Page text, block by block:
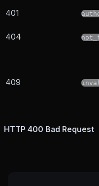
401
404
409
HTTP 400 Bad Request